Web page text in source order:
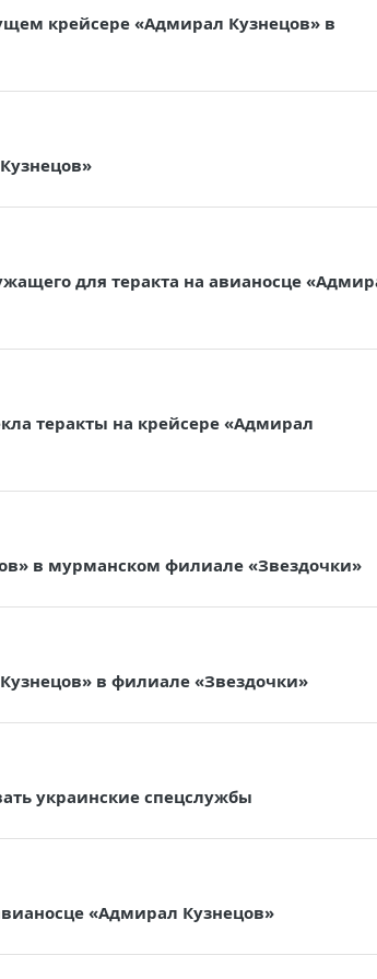
крейсере «Адмирал Кузнецов» в
для теракта на авианосце
теракты на крейсере «Адмирал
в мурманском филиале «Звездочки»
в филиале «Звездочки»
украинские спецслужбы
«Адмирал Кузнецов»